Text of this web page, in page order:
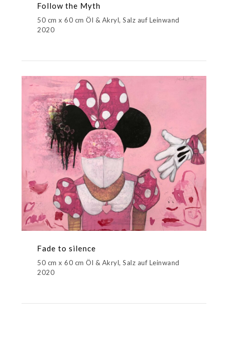
Follow the Myth
50 cm x 60 cm Öl & Akryl, Salz auf Leinwand
2020
Fade to silence
50 cm x 60 cm Öl & Akryl, Salz auf Leinwand
2020